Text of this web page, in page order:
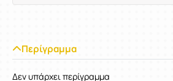
Περίγραμμα
Δεν υπάρχει περίγραμμα